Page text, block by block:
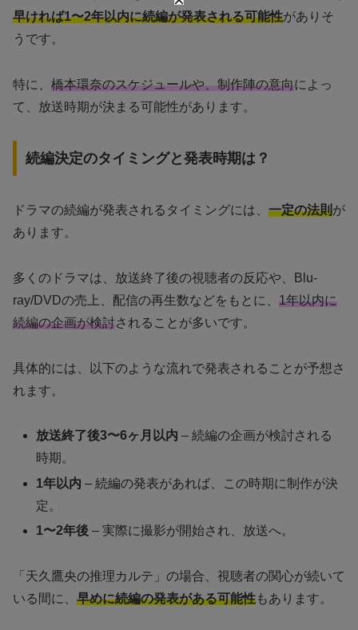
早ければ1〜2年以内に続編が発表される可能性がありそ
うです。
特に、 橋本環奈のスケジュールや、制作陣の意向によっ
て、放送時期が決まる可能性があります。
続編決定のタイミングと発表時期は？
ドラマの続編が発表されるタイミングには、 一定の法則が
あります。
多くのドラマは、放送終了後の視聴者の反応や、Blu-
ray/DVDの売上、配信の再生数などをもとに、 1年以内に
続編の企画が検討されることが多いです。
具体的には、以下のような流れで発表されることが予想さ
れます。
放送終了後3〜6ヶ月以内 – 続編の企画が検討される
時期。
1年以内 – 続編の発表があれば、この時期に制作が決
定。
1〜2年後 – 実際に撮影が開始され、放送へ。
「天久鷹央の推理カルテ」の場合、視聴者の関心が続いて
いる間に、 早めに続編の発表がある可能性もあります。